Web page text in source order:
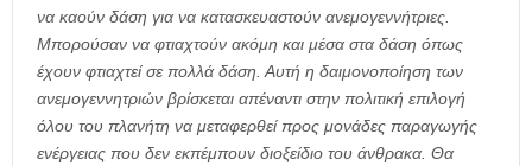
να καούν δάση για να κατασκευαστούν ανεμογεννήτριες.
Μπορούσαν να φτιαχτούν ακόμη και μέσα στα δάση όπως
έχουν φτιαχτεί σε πολλά δάση. Αυτή η δαιμονοποίηση των
ανεμογεννητριών βρίσκεται απέναντι στην πολιτική επιλογή
όλου του πλανήτη να μεταφερθεί προς μονάδες παραγωγής
ενέργειας που δεν εκπέμπουν διοξείδιο του άνθρακα. Θα